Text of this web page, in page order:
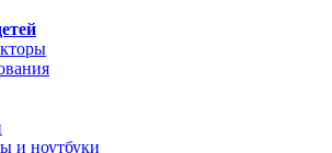
и ноутбуки